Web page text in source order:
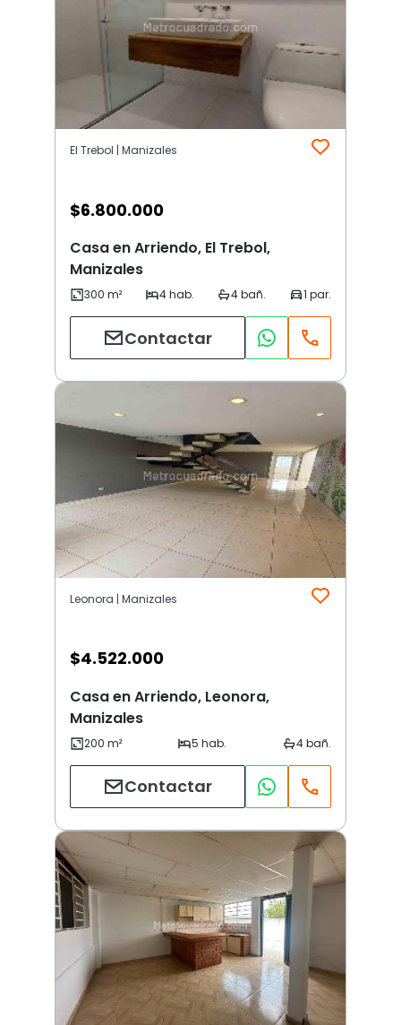
El Trebol | Manizales
$6.800.000
Casa en Arriendo, El Trebol,
Manizales
Contactar
Leonora | Manizales
$4.522.000
Casa en Arriendo, Leonora,
Manizales
Contactar